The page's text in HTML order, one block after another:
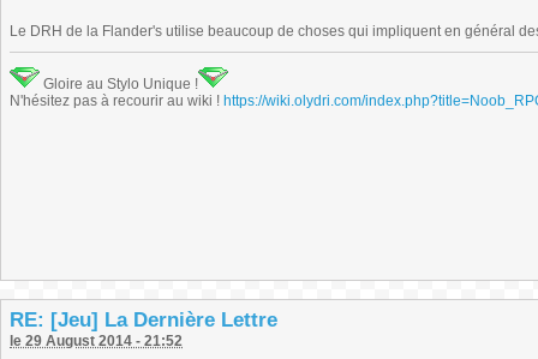
Le DRH de la Flander's utilise beaucoup de choses qui impliquent en général
Gloire au Stylo Unique !
N'hésitez pas à recourir au wiki ! https://wiki.olydri.com/
RE: [Jeu] La Dernière Lettre
le 29 August 2014 - 21:52